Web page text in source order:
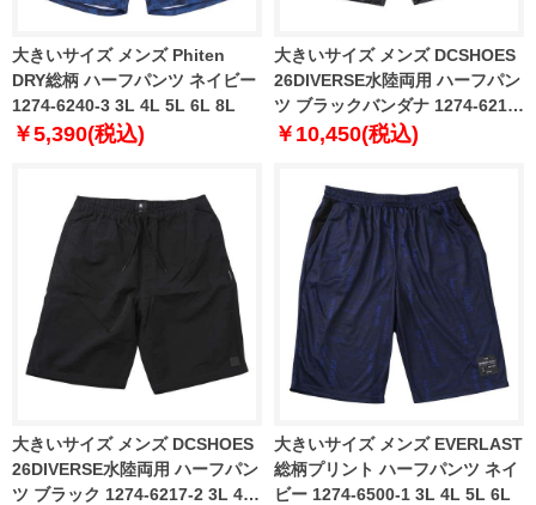
大きいサイズ メンズ Phiten
DRY総柄 ハーフパンツ ネイビー
1274-6240-3 3L 4L 5L 6L 8L
￥5,390(税込)
大きいサイズ メンズ DCSHOES
26DIVERSE水陸両用 ハーフパン
ツ ブラックバンダナ 1274-6217-
1 3L 4L 5L 6L
￥10,450(税込)
大きいサイズ メンズ DCSHOES
26DIVERSE水陸両用 ハーフパン
ツ ブラック 1274-6217-2 3L 4L
大きいサイズ メンズ EVERLAST
総柄プリント ハーフパンツ ネイ
ビー 1274-6500-1 3L 4L 5L 6L